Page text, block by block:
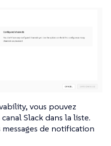
vous pouvez
Slack dans la liste.
de notification